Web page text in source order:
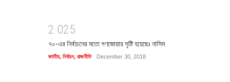
2 025
৭০-এর নির্বাচনের মতো গণজোয়ার সৃষ্টি হয়েছেঃ নাসিম
জাতীয়, নির্বাচন, রাজনীতি December 30, 2018